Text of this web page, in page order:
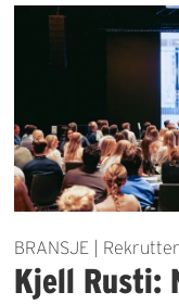
BRANSJE |
Kjell Rusti: